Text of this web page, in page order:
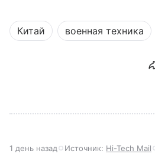
Китай военная техника
1 день назад Источник: Hi-Tech Mail